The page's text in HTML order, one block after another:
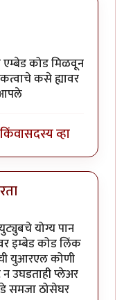
कोड मिळवून
कसे ह्यावर
किंवासदस्य व्हा
वरbyकैलासवासी
योग्य पान
इम्बेड कोड लिंक
युआरएल कोणी
उघडताही प्लेअर
समजा ठोसेघर